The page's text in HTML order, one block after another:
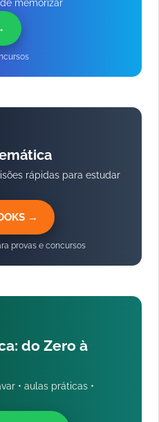
memorizar
rápidas para estudar
→
provas e concursos
do Zero à
• aulas práticas •